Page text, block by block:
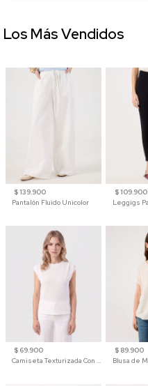
$ 139.900
Pantalón Fluido Unicolor
$ 109.900
$ 69.900
Camiseta Texturizada Con Hombro Caído Para Mujer
$ 89.900
Los Más Vendidos